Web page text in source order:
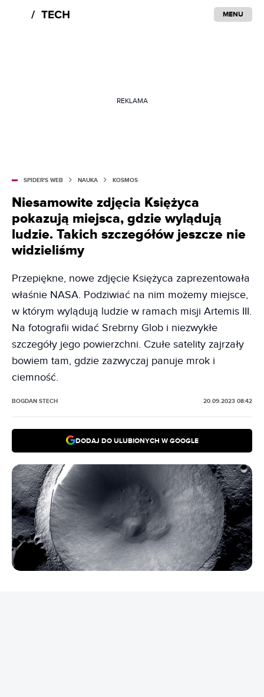
MENU
REKLAMA
SPIDER'S WEB NAUKA KOSMOS
Niesamowite zdjęcia Księżyca
pokazują miejsca, gdzie wylądują
ludzie. Takich szczegółów jeszcze nie
widzieliśmy
Przepiękne, nowe zdjęcie Księżyca zaprezentowała
właśnie NASA. Podziwiać na nim możemy miejsce,
w którym wylądują ludzie w ramach misji Artemis III.
Na fotografii widać Srebrny Glob i niezwykłe
szczegóły jego powierzchni. Czułe satelity zajrzały
bowiem tam, gdzie zazwyczaj panuje mrok i
ciemność.
BOGDAN STECH 20.09.2023 08:42
DODAJ DO ULUBIONYCH W GOOGLE